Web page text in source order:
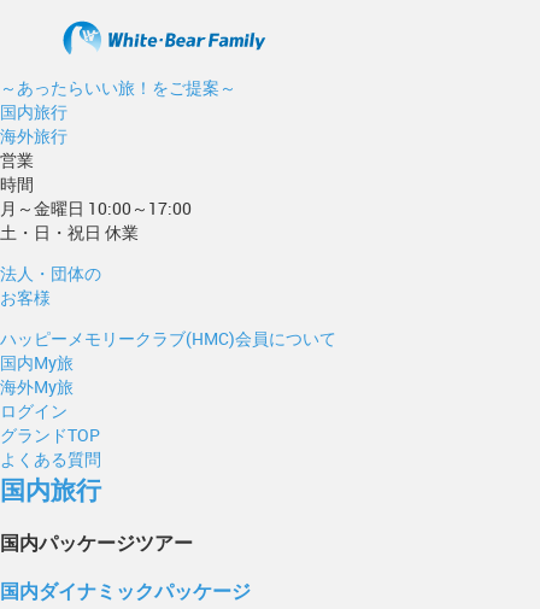
～あったらいい旅！をご提案～
国内旅行
海外旅行
営業
時間
月～金曜日 10:00～17:00
土・日・祝日 休業
法人・団体の
お客様
ハッピーメモリークラブ(HMC)会員について
国内My旅
海外My旅
ログイン
グランドTOP
よくある質問
国内旅行
国内パッケージツアー
国内ダイナミックパッケージ